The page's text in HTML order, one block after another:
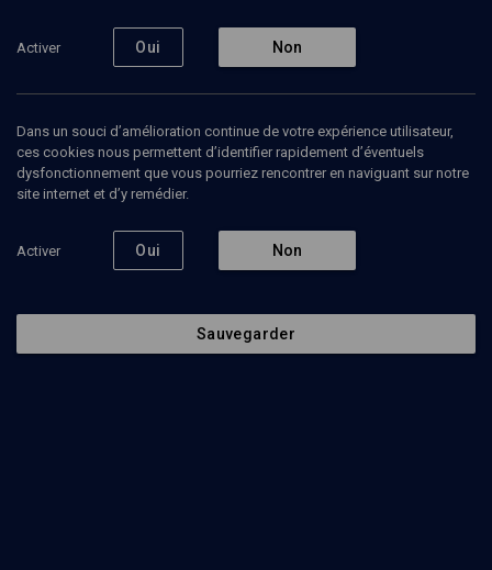
CONF. • CONFÉRENCES
Ajouter Partager Télécharger l’audio J’aime
Contenus associés
Activer Oui Non
Dans un souci d’amélioration continue de votre expérience utilisateur,
ces cookies nous permettent d’identifier rapidement d’éventuels
dysfonctionnement que vous pourriez rencontrer en naviguant sur notre
site internet et d’y remédier.
Activer Oui Non
Sauvegarder